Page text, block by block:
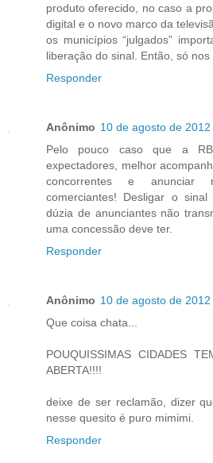
produto oferecido, no caso a
digital e o novo marco da
os municípios “julgados”
liberação do sinal. Então, só nos
Responder
Anônimo 10 de agosto de
Pelo pouco caso que a
expectadores, melhor
concorrentes e anunciar
comerciantes! Desligar o
dúzia de anunciantes não
uma concessão deve ter.
Responder
Anônimo 10 de agosto de
Que coisa chata...
POUQUISSIMAS CIDADES
ABERTA!!!!
deixe de ser reclamão, dizer
nesse quesito é puro mimimi.
Responder